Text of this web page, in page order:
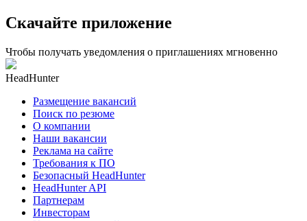
Скачайте приложение
Чтобы получать уведомления о приглашениях мгновенно
HeadHunter
Размещение вакансий
Поиск по резюме
О компании
Наши вакансии
Реклама на сайте
Требования к ПО
Безопасный HeadHunter
HeadHunter API
Партнерам
Инвесторам